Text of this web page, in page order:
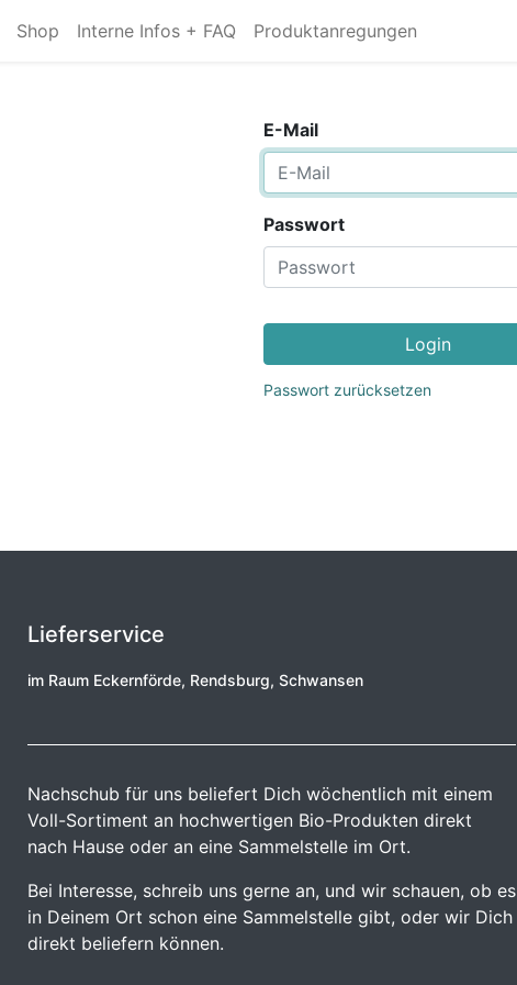
Shop Interne Infos + FAQ Produktanregungen
E-Mail
Passwort
Login
Passwort zurücksetzen
Lieferservice
im Raum Eckernförde, Rendsburg, Schwansen
Nachschub für uns beliefert Dich wöchentlich mit einem
Voll-Sortiment an hochwertigen Bio-Produkten direkt
nach Hause oder an eine Sammelstelle im Ort.
Bei Interesse, schreib uns gerne an, und wir schauen, ob es
in Deinem Ort schon eine Sammelstelle gibt, oder wir Dich
direkt beliefern können.